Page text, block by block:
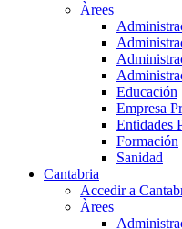
Àrees
Educación
Empresa
Entidades
Formación
Sanidad
Cantabria
Accedir a
Àrees